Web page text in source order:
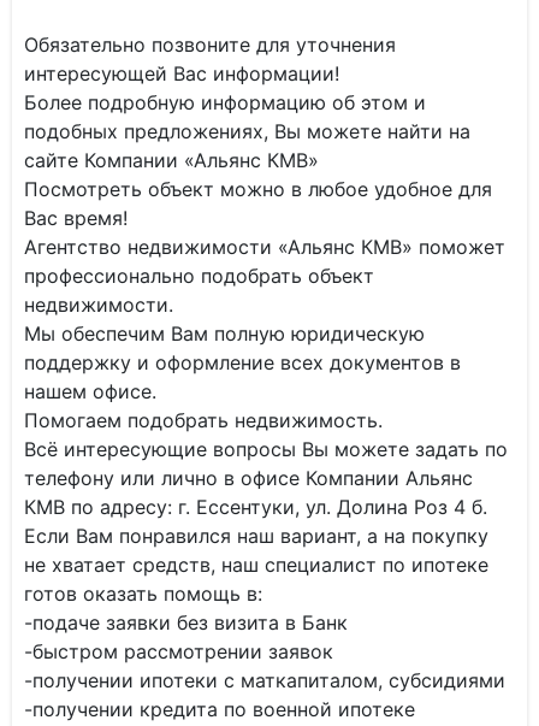
Обязательно позвоните для уточнения
интересующей Вас информации!
Более подробную информацию об этом и
подобных предложениях, Вы можете найти на
сайте Компании «Альянс КМВ»
Посмотреть объект можно в любое удобное для
Вас время!
Агентство недвижимости «Альянс КМВ» поможет
профессионально подобрать объект
недвижимости.
Мы обеспечим Вам полную юридическую
поддержку и оформление всех документов в
нашем офисе.
Помогаем подобрать недвижимость.
Всё интересующие вопросы Вы можете задать по
телефону или лично в офисе Компании Альянс
КМВ по адресу: г. Ессентуки, ул. Долина Роз 4 б.
Если Вам понравился наш вариант, а на покупку
не хватает средств, наш специалист по ипотеке
готов оказать помощь в:
-подаче заявки без визита в Банк
-быстром рассмотрении заявок
-получении ипотеки с маткапиталом, субсидиями
-получении кредита по военной ипотеке